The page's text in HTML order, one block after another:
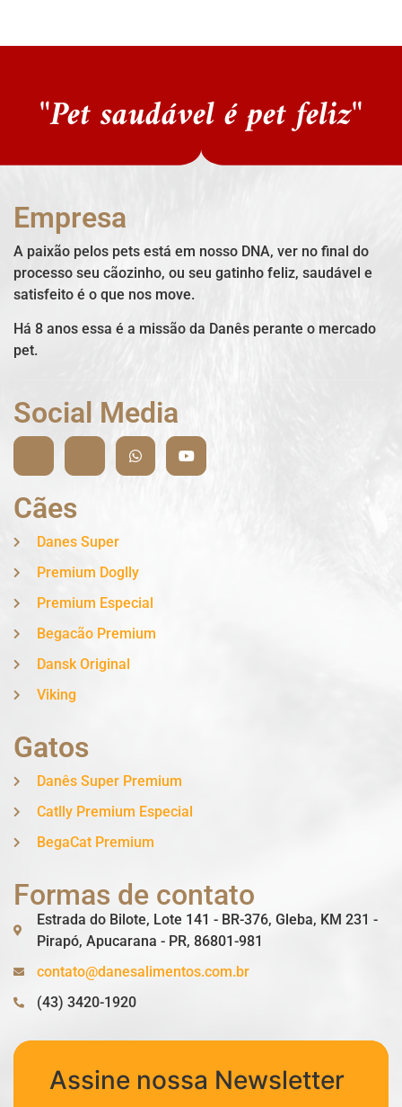
"Pet saudável é pet feliz"
Empresa
A paixão pelos pets está em nosso DNA, ver no final do
processo seu cãozinho, ou seu gatinho feliz, saudável e
satisfeito é o que nos move.
Há 8 anos essa é a missão da Danês perante o mercado
pet.
Social Media
Cães
Danes Super
Premium Doglly
Premium Especial
Begacão Premium
Dansk Original
Viking
Gatos
Danês Super Premium
Catlly Premium Especial
BegaCat Premium
Formas de contato
Estrada do Bilote, Lote 141 - BR-376, Gleba, KM 231 -
Pirapó, Apucarana - PR, 86801-981
contato@danesalimentos.com.br
(43) 3420-1920
Assine nossa Newsletter